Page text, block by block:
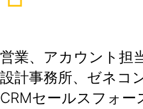
営業、アカウント担
設計事務所、ゼネコ
CRMセールスフォー